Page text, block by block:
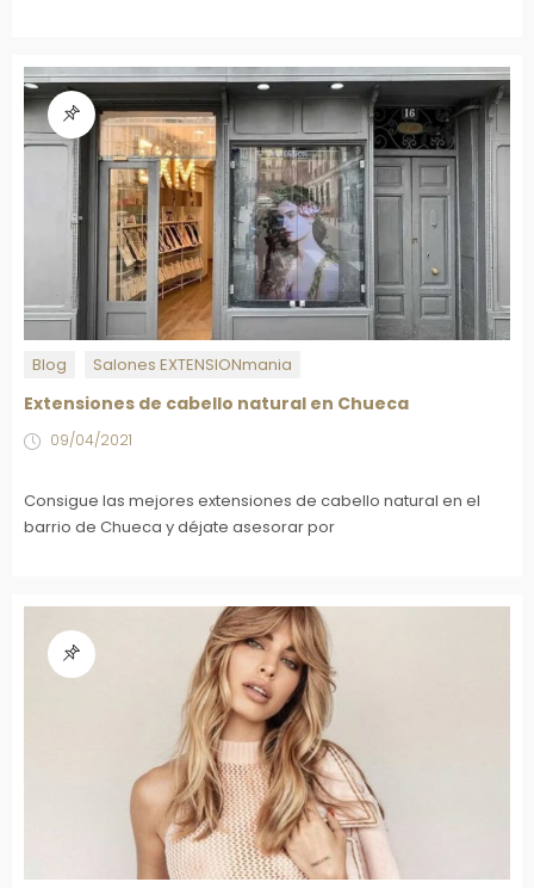
Blog Salones EXTENSIONmania
Extensiones de cabello natural en Chueca
09/04/2021
Consigue las mejores extensiones de cabello natural en el
barrio de Chueca y déjate asesorar por